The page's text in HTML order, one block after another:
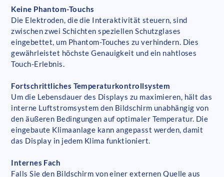
Keine Phantom-Touchs
Die Elektroden, die die Interaktivität steuern, sind
zwischen zwei Schichten speziellen Schutzglases
eingebettet, um Phantom-Touches zu verhindern. Dies
gewährleistet höchste Genauigkeit und ein nahtloses
Touch-Erlebnis.
Fortschrittliches Temperaturkontrollsystem
Um die Lebensdauer des Displays zu maximieren, hält das
interne Luftstromsystem den Bildschirm unabhängig von
den äußeren Bedingungen auf optimaler Temperatur. Die
eingebaute Klimaanlage kann angepasst werden, damit
das Display in jedem Klima funktioniert.
Internes Fach
Falls Sie den Bildschirm von einer externen Quelle aus